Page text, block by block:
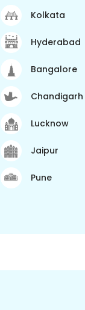
Kolkata
Hyderabad
Bangalore
Chandigarh
Lucknow
Jaipur
Pune